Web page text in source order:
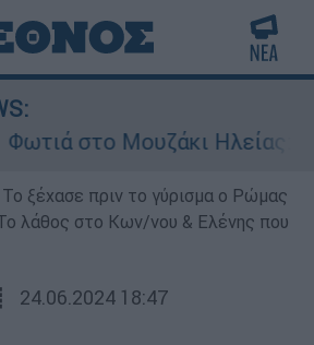
στο Μουζάκι Ηλείας:
Το ξέχασε πριν το γύρισμα ο Ρώμας
Το λάθος στο Κων/νου & Ελένης που
24.06.2024 18:47